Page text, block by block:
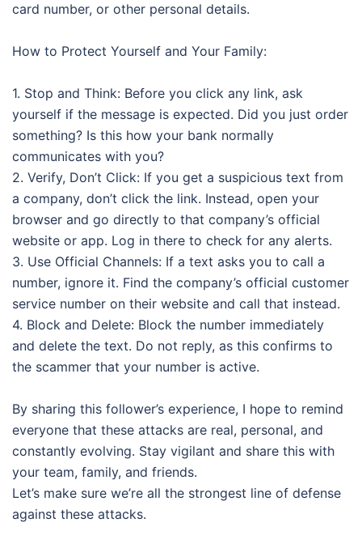
card number, or other personal details.
How to Protect Yourself and Your Family:
1. Stop and Think: Before you click any link, ask
yourself if the message is expected. Did you just order
something? Is this how your bank normally
communicates with you?
2. Verify, Don’t Click: If you get a suspicious text from
a company, don’t click the link. Instead, open your
browser and go directly to that company’s official
website or app. Log in there to check for any alerts.
3. Use Official Channels: If a text asks you to call a
number, ignore it. Find the company’s official customer
service number on their website and call that instead.
4. Block and Delete: Block the number immediately
and delete the text. Do not reply, as this confirms to
the scammer that your number is active.
By sharing this follower’s experience, I hope to remind
everyone that these attacks are real, personal, and
constantly evolving. Stay vigilant and share this with
your team, family, and friends.
Let’s make sure we’re all the strongest line of defense
against these attacks.